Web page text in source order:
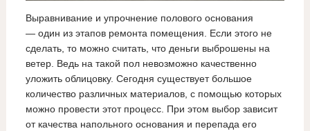
Выравнивание и упрочнение полового основания
— один из этапов ремонта помещения. Если этого не
сделать, то можно считать, что деньги выброшены на
ветер. Ведь на такой пол невозможно качественно
уложить облицовку. Сегодня существует большое
количество различных материалов, с помощью которых
можно провести этот процесс. При этом выбор зависит
от качества напольного основания и перепада его